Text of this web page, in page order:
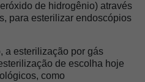
de hidrogênio) através
para esterilizar endoscópios
a esterilização por gás
de escolha hoje
como